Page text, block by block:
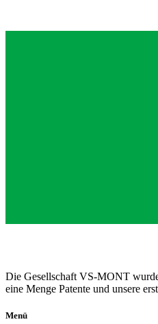
Die Gesellschaft VS-MONT
eine Menge Patente und unsere
Menü